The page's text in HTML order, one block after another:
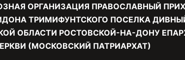
ОРГАНИЗАЦИЯ ПРАВОСЛАВНЫЙ
ТРИМИФУНТСКОГО ПОСЕЛКА
ОБЛАСТИ РОСТОВСКОЙ-НА-ДОНУ
(МОСКОВСКИЙ ПАТРИАРХАТ)